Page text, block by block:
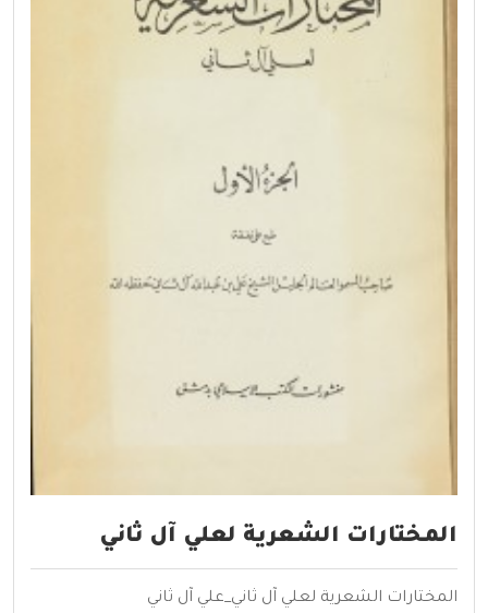
المختارات الشعرية لعلي آل ثاني
المختارات الشعرية لعلي آل ثاني_علي آل ثاني